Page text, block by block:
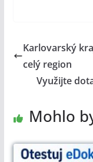
Karlovarský
celý region
Využijte
Mohlo